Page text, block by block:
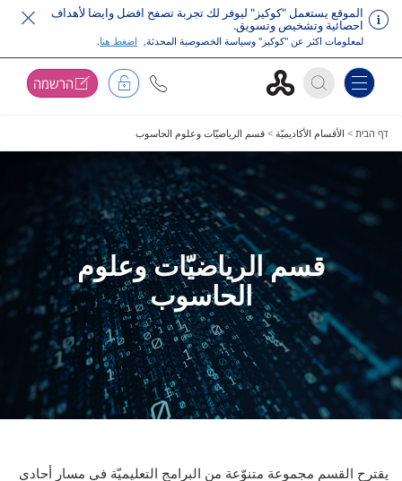
לדלג על תפריט ראשי
الموقع يستعمل "كوكيز" ليوفر لك تجربة تصفح افضل وايضا لأهداف
احصائية وتشخيص وتسويق.
لمعلومات اكثر عن "كوكيز" وسياسة الخصوصية المحدثة, اضغط هنا.
Toggle navigation הרשמה
דף הבית > الأقسام الأكاديميّة > قسم الرياضيّات وعلوم الحاسوب
قسم الرياضيّات وعلوم
الحاسوب
يقترح القسم مجموعة متنوّعة من البرامج التعليميّة في مسار أحادي